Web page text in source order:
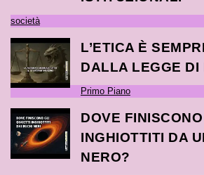
società
L’ETICA È
DALLA LEGGE DI
Primo Piano
DOVE
INGHIOTTITI DA
NERO?